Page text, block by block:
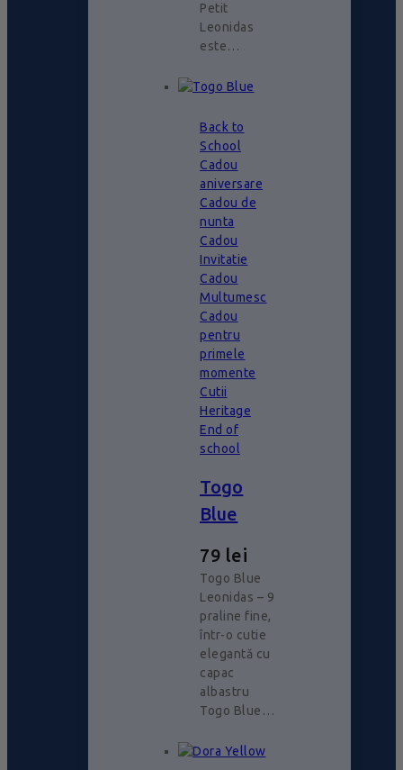
Petit
Leonidas
este…
Back to
School
Cadou
aniversare
Cadou de
nunta
Cadou
Invitatie
Cadou
Multumesc
Cadou
pentru
primele
momente
Cutii
Heritage
End of
school
Togo
Blue
79 lei
Togo Blue
Leonidas – 9
praline fine,
într-o cutie
elegantă cu
capac
albastru
Togo Blue…